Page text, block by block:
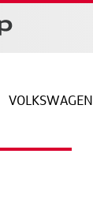
VOLKSWAGEN